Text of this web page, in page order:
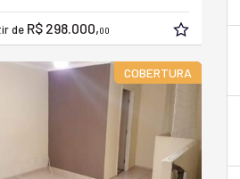
de R$ 298.000,00
COBERTURA